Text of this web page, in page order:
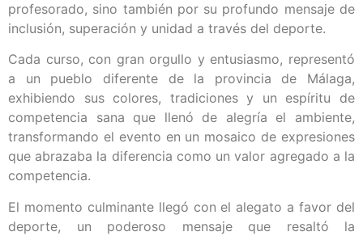
profesorado, sino también por su profundo mensaje de
inclusión, superación y unidad a través del deporte.
Cada curso, con gran orgullo y entusiasmo, representó
a un pueblo diferente de la provincia de Málaga,
exhibiendo sus colores, tradiciones y un espíritu de
competencia sana que llenó de alegría el ambiente,
transformando el evento en un mosaico de expresiones
que abrazaba la diferencia como un valor agregado a la
competencia.
El momento culminante llegó con el alegato a favor del
deporte, un poderoso mensaje que resaltó la